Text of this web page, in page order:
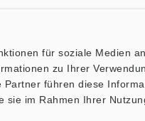
für soziale Medien
zu Ihrer
führen diese
sie im Rahmen Ihrer